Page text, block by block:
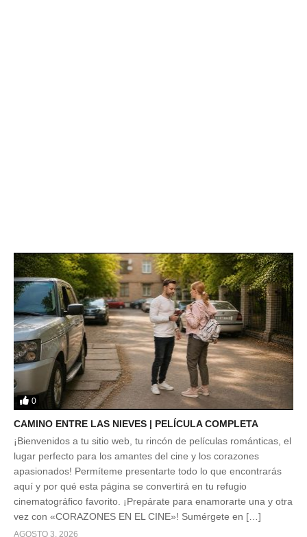
0
CAMINO ENTRE LAS NIEVES | PELÍCULA COMPLETA
¡Bienvenidos a tu sitio web, tu rincón de películas románticas, el
lugar perfecto para los amantes del cine y los corazones
apasionados! Permíteme presentarte todo lo que encontrarás
aquí y por qué esta página se convertirá en tu refugio
cinematográfico favorito. ¡Prepárate para enamorarte una y otra
vez con «CORAZONES EN EL CINE»! Sumérgete en […]
AGOSTO 3, 2026